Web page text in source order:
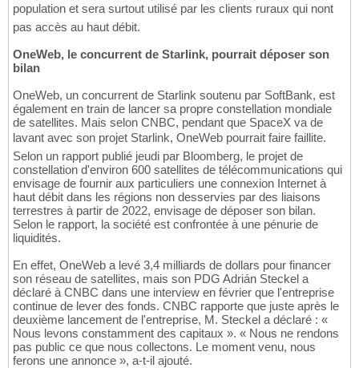
population et sera surtout utilisé par les clients ruraux qui nont
pas accès au haut débit.
OneWeb, le concurrent de Starlink, pourrait déposer son
bilan
OneWeb, un concurrent de Starlink soutenu par SoftBank, est
également en train de lancer sa propre constellation mondiale
de satellites. Mais selon CNBC, pendant que SpaceX va de
lavant avec son projet Starlink, OneWeb pourrait faire faillite.
Selon un rapport publié jeudi par Bloomberg, le projet de
constellation d'environ 600 satellites de télécommunications qui
envisage de fournir aux particuliers une connexion Internet à
haut débit dans les régions non desservies par des liaisons
terrestres à partir de 2022, envisage de déposer son bilan.
Selon le rapport, la société est confrontée à une pénurie de
liquidités.
En effet, OneWeb a levé 3,4 milliards de dollars pour financer
son réseau de satellites, mais son PDG Adrián Steckel a
déclaré à CNBC dans une interview en février que l'entreprise
continue de lever des fonds. CNBC rapporte que juste après le
deuxième lancement de l'entreprise, M. Steckel a déclaré : «
Nous levons constamment des capitaux ». « Nous ne rendons
pas public ce que nous collectons. Le moment venu, nous
ferons une annonce », a-t-il ajouté.